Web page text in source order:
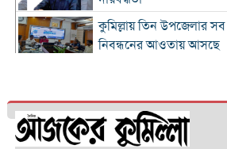
কুমিল্লায় তিন উপজেলার
নিবন্ধনের আওতায় আসছে
দাউদকান্দিতে ৫২ কেজি
আটক ১